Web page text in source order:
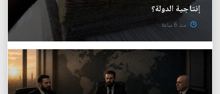
إنتاجية الدولة؟
منذ 6 ساعة